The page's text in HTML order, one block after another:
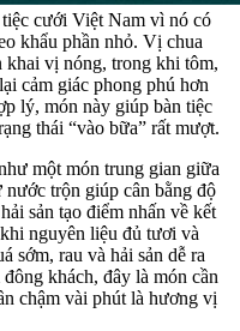
cưới Việt Nam vì nó có
khẩu phần nhỏ. Vị chua
khai vị nóng, trong khi tôm,
cảm giác phong phú hơn
lý, món này giúp bàn tiệc
thái “vào bữa” rất mượt.
một món trung gian giữa
trộn giúp cân bằng độ
sản tạo điểm nhấn về kết
nguyên liệu đủ tươi và
sớm, rau và hải sản dễ ra
khách, đây là món cần
chậm vài phút là hương vị